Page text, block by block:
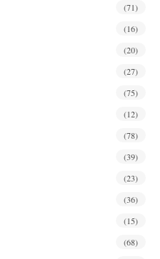
(71)
(16)
(20)
(27)
(75)
(12)
(78)
(39)
(23)
(36)
(15)
(68)